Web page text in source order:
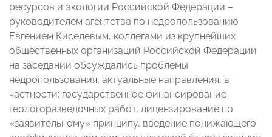
ресурсов и экологии Российской Федерации –
руководителем агентства по недропользованию
Евгением Киселевым, коллегами из крупнейших
общественных организаций Российской Федерации
на заседании обсуждались проблемы
недропользования, актуальные направления, в
частности: государственное финансирование
геологоразведочных работ, лицензирование по
«заявительному» принципу, введение понижающего